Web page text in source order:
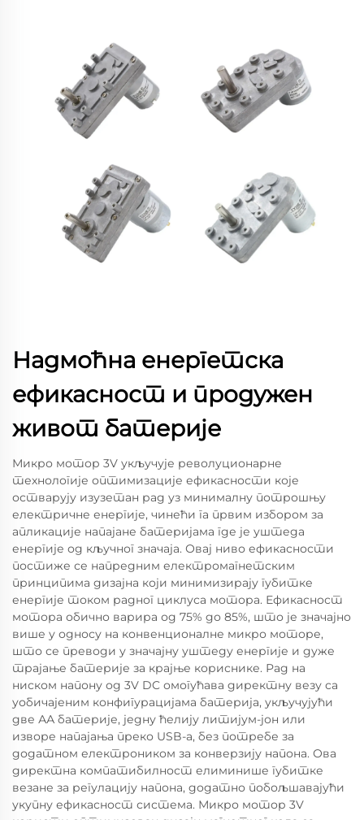
Надмоћна енергетска
ефикасност и продужен
живот батерије
Микро мотор 3V укључује револуционарне
технологије оптимизације ефикасности које
остварују изузетан рад уз минималну потрошњу
електричне енергије, чинећи га првим избором за
апликације напајане батеријама где је уштеда
енергије од кључног значаја. Овај ниво ефикасности
постиже се напредним електромагнетским
принципима дизајна који минимизирају губитке
енергије током радног циклуса мотора. Ефикасност
мотора обично варира од 75% до 85%, што је значајно
више у односу на конвенционалне микро моторе,
што се преводи у значајну уштеду енергије и дуже
трајање батерије за крајње кориснике. Рад на
ниском напону од 3V DC омогућава директну везу са
уобичајеним конфигурацијама батерија, укључујући
две АА батерије, једну ћелију литијум-јон или
изворе напајања преко USB-а, без потребе за
додатном електроником за конверзију напона. Ова
директна компатибилност елиминише губитке
везане за регулацију напона, додатно побољшавајући
укупну ефикасност система. Микро мотор 3V